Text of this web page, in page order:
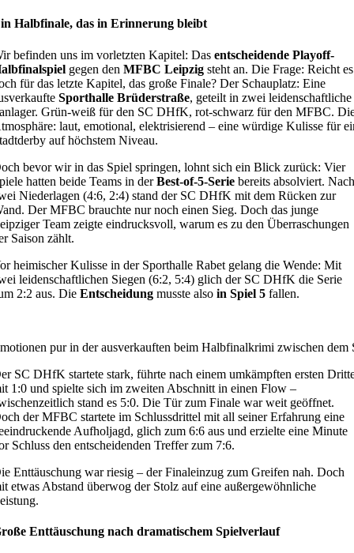
Halbfinale, das in Erinnerung bleibt
befinden uns im vorletzten Kapitel: Dasentscheidende Playoff-
gegen denMFBC Leipzig steht an. Die Frage: Reicht es
für das letzte Kapitel, das große Finale? Der Schauplatz: Eine
Sporthalle Brüderstraße, geteilt in zwei leidenschaftliche
Grün-weiß für den SC DHfK, rot-schwarz für den MFBC.
laut, emotional, elektrisierend – eine würdige Kulisse für
auf höchstem Niveau.
bevor wir in das Spiel springen, lohnt sich ein Blick zurück: Vier
hatten beide Teams in derBest-of-5-Serie bereits absolviert.
Niederlagen (4:6, 2:4) stand der SC DHfK mit dem Rücken zur
Der MFBC brauchte nur noch einen Sieg. Doch das junge
Team zeigte eindrucksvoll, warum es zu den Überraschungen
Saison zählt.
heimischer Kulisse in der Sporthalle Rabet gelang die Wende: Mit
leidenschaftlichen Siegen (6:2, 5:4) glich der SC DHfK die Serie
2:2 aus. DieEntscheidungmusste also in Spiel 5fallen.
pur in der ausverkauften beim Halbfinalkrimi zwischen
SC DHfK startete stark, führte nach einem umkämpften ersten
1:0 und spielte sich im zweiten Abschnitt in einen Flow –
stand es 5:0. Die Tür zum Finale war weit geöffnet.
der MFBC startete im Schlussdrittel mit all seiner Erfahrung eine
Aufholjagd, glich zum 6:6 aus und erzielte eine Minute
Schluss den entscheidenden Treffer zum 7:6.
Enttäuschung war riesig – der Finaleinzug zum Greifen nah. Doch
etwas Abstand überwog der Stolz auf eine außergewöhnliche
Enttäuschung nach dramatischem Spielverlauf